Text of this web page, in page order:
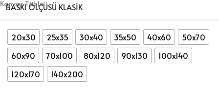
BASKI ÖLÇÜSÜ KLASIK
20x30 25x35 30x40 35x50 40x60
50x70
60x90
70x100 80x120 90x130
100x140
120x170
140x200